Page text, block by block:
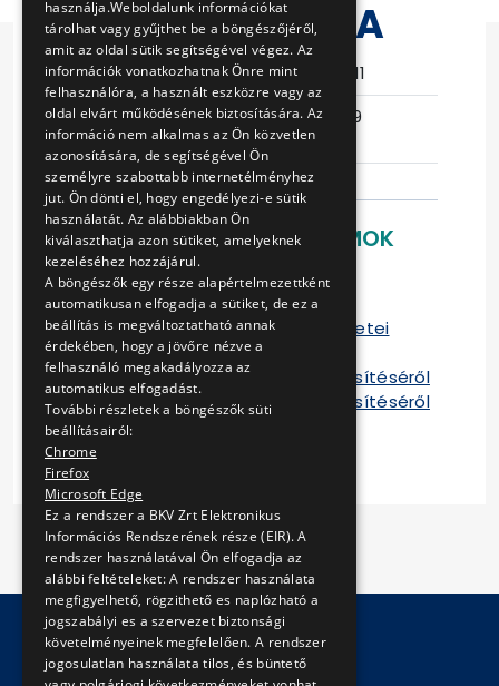
VÁZ SZÁLLÍTÁSA
Eljárás száma
15/T-436/11
Ajánlattételi
határidő
2017-05-19
08:51:27
LETÖLTHETŐ DOKUMENTUMOK
Ajánlattételi felhívás
Ajánlattételi dokumentáció
Ajánlati dokumentáció mellékletei
Szerződés
Tájékoztató a szerződés teljesítéséről
Tájékoztató a szerződés teljesítéséről
2014
© Copyright 2026 BKV Zrt.
használja.Weboldalunk információkat
tárolhat vagy gyűjthet be a böngészőjéről,
amit az oldal sütik segítségével végez. Az
információk vonatkozhatnak Önre mint
felhasználóra, a használt eszközre vagy az
oldal elvárt működésének biztosítására. Az
információ nem alkalmas az Ön közvetlen
azonosítására, de segítségével Ön
személyre szabottabb internetélményhez
jut. Ön dönti el, hogy engedélyezi-e sütik
használatát. Az alábbiakban Ön
kiválaszthatja azon sütiket, amelyeknek
kezeléséhez hozzájárul.
A böngészők egy része alapértelmezettként
automatikusan elfogadja a sütiket, de ez a
beállítás is megváltoztatható annak
érdekében, hogy a jövőre nézve a
felhasználó megakadályozza az
automatikus elfogadást.
További részletek a böngészők süti
beállításairól:
Chrome
Firefox
Microsoft Edge
Ez a rendszer a BKV Zrt Elektronikus
Információs Rendszerének része (EIR). A
rendszer használatával Ön elfogadja az
alábbi feltételeket: A rendszer használata
megfigyelhető, rögzithető es naplózható a
jogszabályi es a szervezet biztonsági
követelményeinek megfelelően. A rendszer
jogosulatlan használata tilos, és büntető